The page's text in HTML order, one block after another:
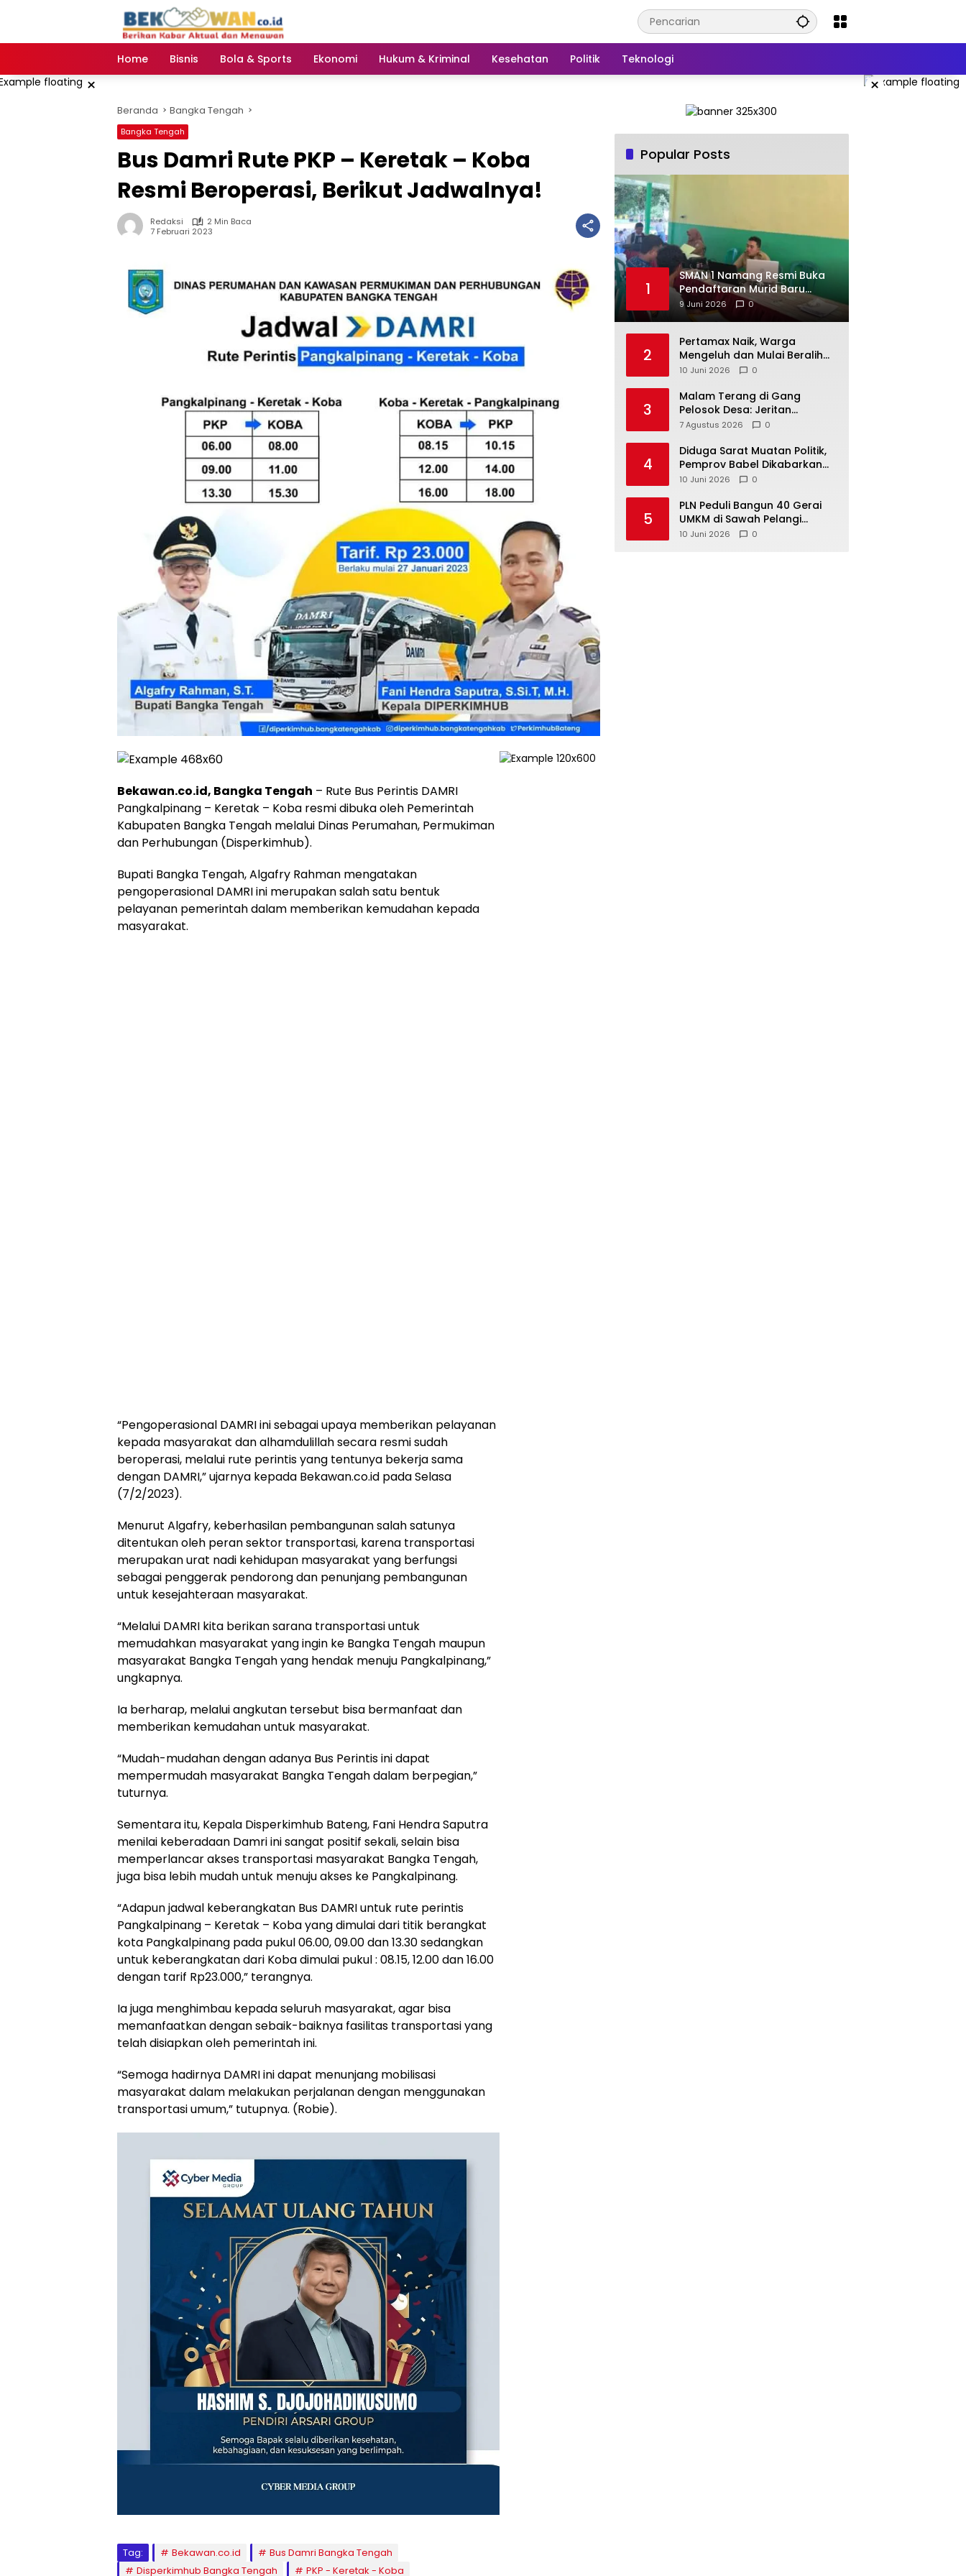
Home
Bisnis Bola & Sports Ekonomi Hukum & Kriminal Kesehatan Politik Teknologi
× ×
Beranda Bangka Tengah
Bangka Tengah
Bus Damri Rute PKP – Keretak – Koba
Resmi Beroperasi, Berikut Jadwalnya!
Redaksi
2 Min Baca
7 Februari 2023
Bekawan.co.id, Bangka Tengah – Rute Bus Perintis DAMRI
Pangkalpinang – Keretak – Koba resmi dibuka oleh Pemerintah
Kabupaten Bangka Tengah melalui Dinas Perumahan, Permukiman
dan Perhubungan (Disperkimhub).
Bupati Bangka Tengah, Algafry Rahman mengatakan
pengoperasional DAMRI ini merupakan salah satu bentuk
pelayanan pemerintah dalam memberikan kemudahan kepada
masyarakat.
“Pengoperasional DAMRI ini sebagai upaya memberikan pelayanan
kepada masyarakat dan alhamdulillah secara resmi sudah
beroperasi, melalui rute perintis yang tentunya bekerja sama
dengan DAMRI,” ujarnya kepada Bekawan.co.id pada Selasa
(7/2/2023).
Menurut Algafry, keberhasilan pembangunan salah satunya
ditentukan oleh peran sektor transportasi, karena transportasi
merupakan urat nadi kehidupan masyarakat yang berfungsi
sebagai penggerak pendorong dan penunjang pembangunan
untuk kesejahteraan masyarakat.
“Melalui DAMRI kita berikan sarana transportasi untuk
memudahkan masyarakat yang ingin ke Bangka Tengah maupun
masyarakat Bangka Tengah yang hendak menuju Pangkalpinang,”
ungkapnya.
Ia berharap, melalui angkutan tersebut bisa bermanfaat dan
memberikan kemudahan untuk masyarakat.
“Mudah-mudahan dengan adanya Bus Perintis ini dapat
mempermudah masyarakat Bangka Tengah dalam berpegian,”
tuturnya.
Sementara itu, Kepala Disperkimhub Bateng, Fani Hendra Saputra
menilai keberadaan Damri ini sangat positif sekali, selain bisa
memperlancar akses transportasi masyarakat Bangka Tengah,
juga bisa lebih mudah untuk menuju akses ke Pangkalpinang.
“Adapun jadwal keberangkatan Bus DAMRI untuk rute perintis
Pangkalpinang – Keretak – Koba yang dimulai dari titik berangkat
kota Pangkalpinang pada pukul 06.00, 09.00 dan 13.30 sedangkan
untuk keberangkatan dari Koba dimulai pukul : 08.15, 12.00 dan 16.00
dengan tarif Rp23.000,” terangnya.
Ia juga menghimbau kepada seluruh masyarakat, agar bisa
memanfaatkan dengan sebaik-baiknya fasilitas transportasi yang
telah disiapkan oleh pemerintah ini.
“Semoga hadirnya DAMRI ini dapat menunjang mobilisasi
masyarakat dalam melakukan perjalanan dengan menggunakan
transportasi umum,” tutupnya. (Robie).
Tag: Bekawan.co.id
Bus Damri Bangka Tengah
Disperkimhub Bangka Tengah
PKP - Keretak - Koba
Popular Posts
1
SMAN 1 Namang Resmi Buka
Pendaftaran Murid Baru
2026/2027
9 Juni 2026 0
2
‎Pertamax Naik, Warga
Mengeluh dan Mulai Beralih
ke Pertalite Meski Harus Antre
10 Juni 2026 0
3
Malam Terang di Gang
Pelosok Desa: Jeritan
Harapan Ketua APDESI
Babel
7 Agustus 2026 0
4
‎Diduga Sarat Muatan Politik,
Pemprov Babel Dikabarkan
Lakukan Rotasi Besar-
10 Juni 2026 0
5
‎PLN Peduli Bangun 40 Gerai
UMKM di Sawah Pelangi
Namang, Dorong
10 Juni 2026 0